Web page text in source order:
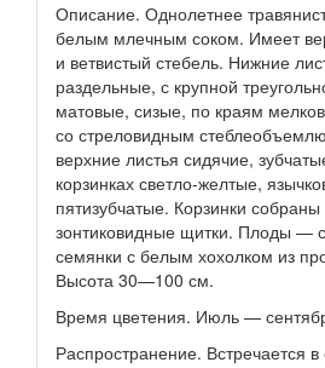
Описание. Однолетнее
белым млечным соком. Имеет
и ветвистый стебель. Нижние
раздельные, с крупной
матовые, сизые, по краям
со стреловидным
верхние листья сидячие,
корзинках светло-желтые,
пятизубчатые. Корзинки
зонтиковидные щитки. Плоды —
семянки с белым хохолком из
Высота 30—100 см.
Время цветения. Июль —
Распространение. Встречается в